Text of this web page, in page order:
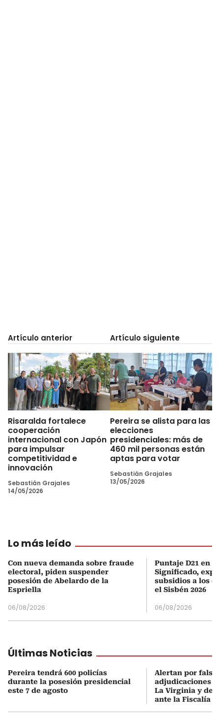
Artículo anterior
Risaralda fortalece
cooperación
internacional con Japón
para impulsar
competitividad e
innovación
Sebastián Grajales
14/05/2026
Artículo siguiente
Pereira se alista para las
elecciones
presidenciales: más de
460 mil personas están
aptas para votar
Sebastián Grajales
13/05/2026
Lo más leído
Con nueva demanda sobre fraude
electoral, piden suspender
posesión de Abelardo de la
Espriella
06/08/2026
Puntaje D21 en
Significado,
subsidios a los
el Sisbén 2026
06/08/2026
Últimas Noticias
Pereira tendrá 600 policías
durante la posesión presidencial
este 7 de agosto
Alertan por
adjudicaciones
La Virginia y
ante la Fiscalía